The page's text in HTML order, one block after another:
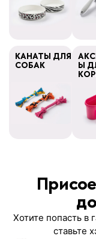
КАНАТЫ ДЛЯ
СОБАК Ы
Хотите попасть
ставьте